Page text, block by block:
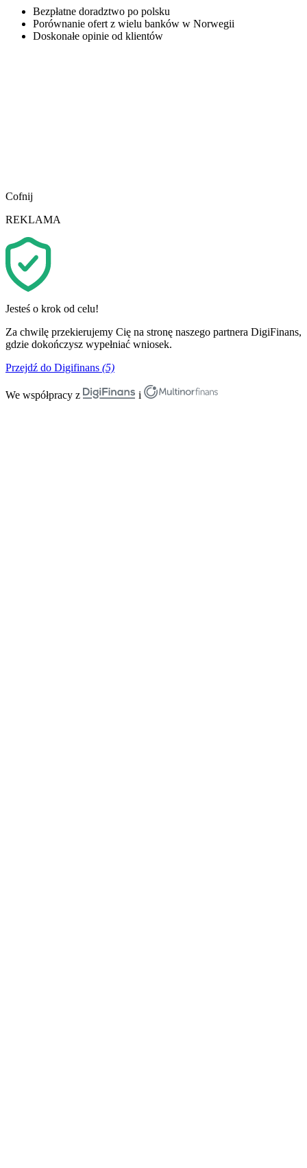
Bezpłatne doradztwo po polsku
Porównanie ofert z wielu banków w Norwegii
Doskonałe opinie od klientów
Cofnij
REKLAMA
Jesteś o krok od celu!
Za chwilę przekierujemy Cię na stronę naszego partnera DigiFinans,
gdzie dokończysz wypełniać wniosek.
Przejdź do Digifinans (5)
We współpracy z i